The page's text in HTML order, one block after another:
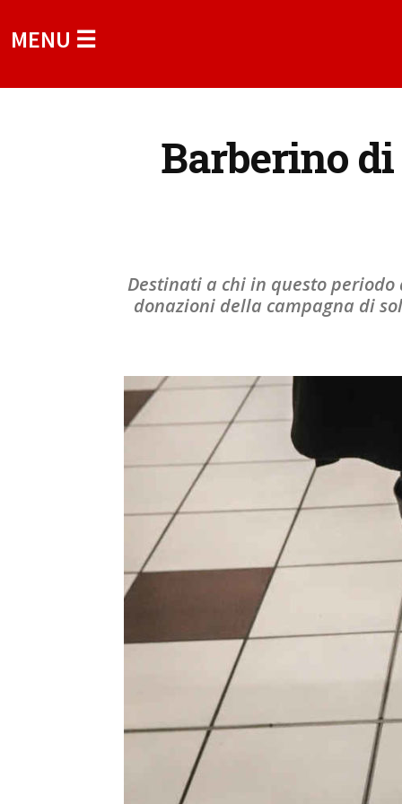
MENU ☰
Barberino
Destinati a chi in questo
donazioni della campagna di